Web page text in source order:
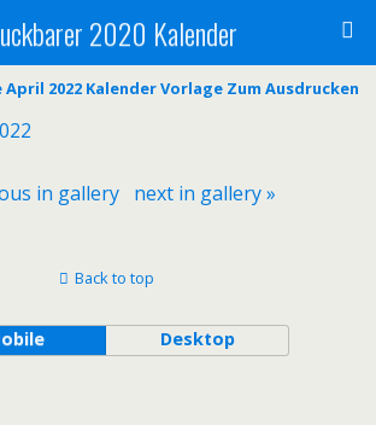
2020 Kalender
2022 Kalender Vorlage Zum Ausdrucken
in gallery next in gallery »
Back to top
Desktop